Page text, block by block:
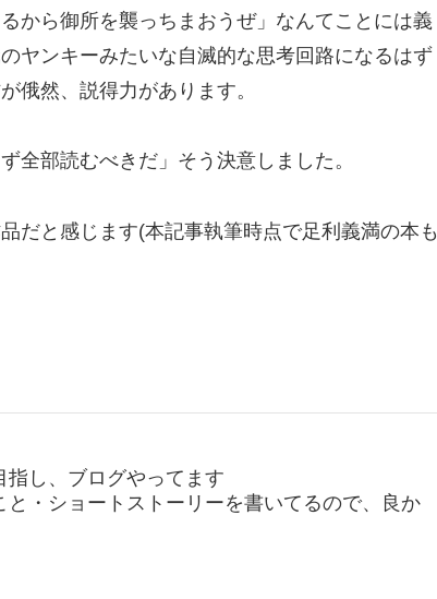
から御所を襲っちまおうぜ」なんてことには義
ヤンキーみたいな自滅的な思考回路になるはず
俄然、説得力があります。
全部読むべきだ」そう決意しました。
だと感じます(本記事執筆時点で足利義満の本も
し、ブログやってます
・ショートストーリーを書いてるので、良か